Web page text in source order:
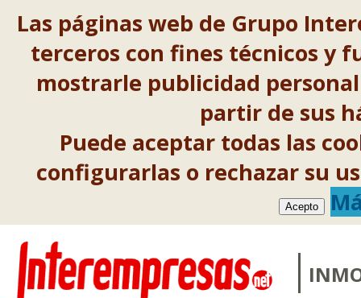
Las páginas web de Grupo
terceros con fines técnicos y
mostrarle publicidad
partir de sus
Puede aceptar todas las
configurarlas o rechazar su
Acepto